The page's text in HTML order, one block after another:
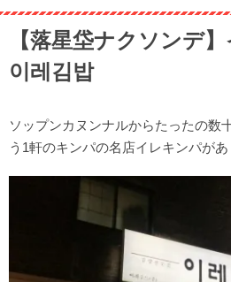
【落星垈ナクソンデ
이레김밥
ソップンカヌンナルからたったの数
う1軒のキンパの名店イレキンパがあ